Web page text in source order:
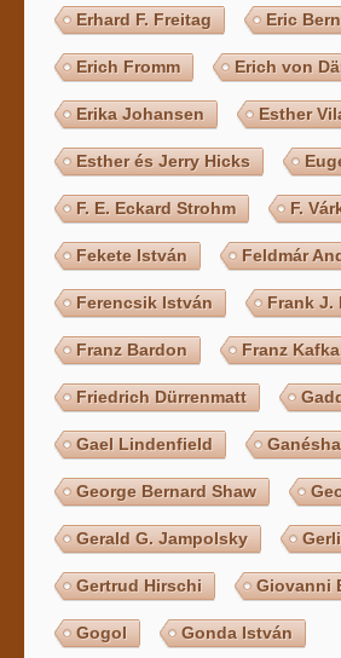
Erhard F. Freitag Eric
Erich Fromm Erich von
Erika Johansen Esther
Esther és Jerry Hicks
F. E. Eckard Strohm F.
Fekete István Feldmár
Ferencsik István Frank J.
Franz Bardon Franz Kafka
Friedrich Dürrenmatt
Gael Lindenfield Ganésha
George Bernard Shaw
Gerald G. Jampolsky
Gertrud Hirschi Giovanni
Gogol Gonda István